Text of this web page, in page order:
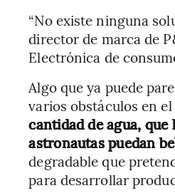
“No existe ninguna
director de marca de
Electrónica de
Algo que ya puede
varios obstáculos en el
cantidad de agua,
astronautas puedan
degradable que
para desarrollar